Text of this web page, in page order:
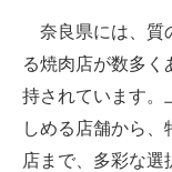
ITの今と未来を見
スマホと通信の最
進化するPCとデ
奈良県には、質
る焼肉店が数多く
持されています。
しめる店舗から、
店まで、多彩な選